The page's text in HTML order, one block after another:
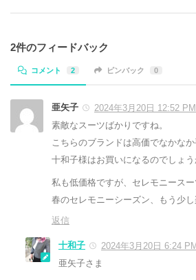
2件のフィードバック
コメント 2 ピンバック 0
亜矢子
2024年3月20日 12:52 PM
素敵なスーツばかりですね。
こちらのブランドは高価でなかな
十和子様はお買いになるのでしょう
私も低価格ですが、セレモニースー
春のセレモニーシーズン、もう少し
返信
十和子
2024年3月20日 6:24 PM
亜矢子さま